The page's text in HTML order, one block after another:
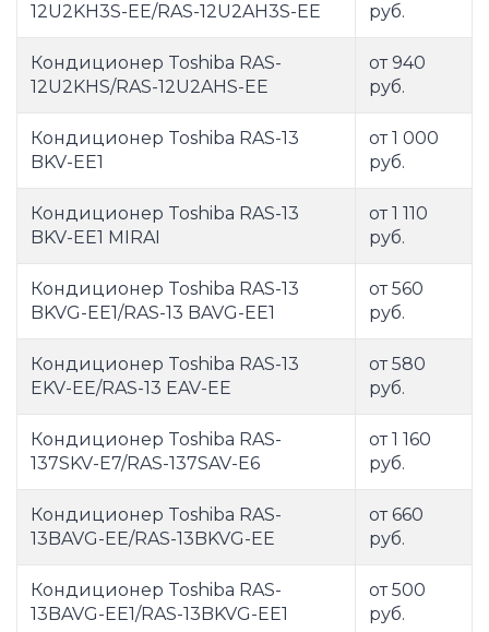
12U2KH3S-EE/RAS-12U2AH3S-EE
руб.
Кондиционер Toshiba RAS-
12U2KHS/RAS-12U2AHS-EE
от 940
руб.
Кондиционер Toshiba RAS-13
BKV-EE1
от 1 000
руб.
Кондиционер Toshiba RAS-13
BKV-EE1 MIRAI
от 1 110
руб.
Кондиционер Toshiba RAS-13
BKVG-EE1/RAS-13 BAVG-EE1
от 560
руб.
Кондиционер Toshiba RAS-13
EKV-EE/RAS-13 EAV-EE
от 580
руб.
Кондиционер Toshiba RAS-
137SKV-E7/RAS-137SAV-E6
от 1 160
руб.
Кондиционер Toshiba RAS-
13BAVG-EE/RAS-13BKVG-EE
от 660
руб.
Кондиционер Toshiba RAS-
13BAVG-EE1/RAS-13BKVG-EE1
от 500
руб.